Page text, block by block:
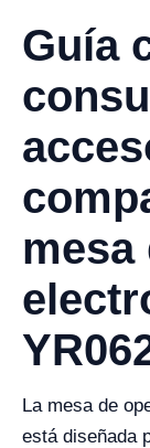
Guía
mesa
La mesa de
está diseñada